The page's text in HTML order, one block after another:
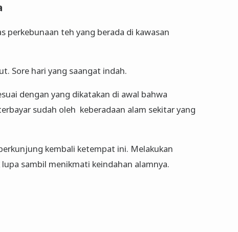
perkebunaan teh yang berada di kawasan
Sore hari yang saangat indah.
dengan yang dikatakan di awal bahwa
sudah oleh keberadaan alam sekitar yang
kembali ketempat ini. Melakukan
sambil menikmati keindahan alamnya.